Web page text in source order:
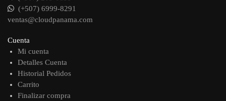
(+507) 6999-8291
ventas@cloudpanama.com
Cuenta
Mi cuenta
Detalles Cuenta
Historial Pedidos
Carrito
Finalizar compra